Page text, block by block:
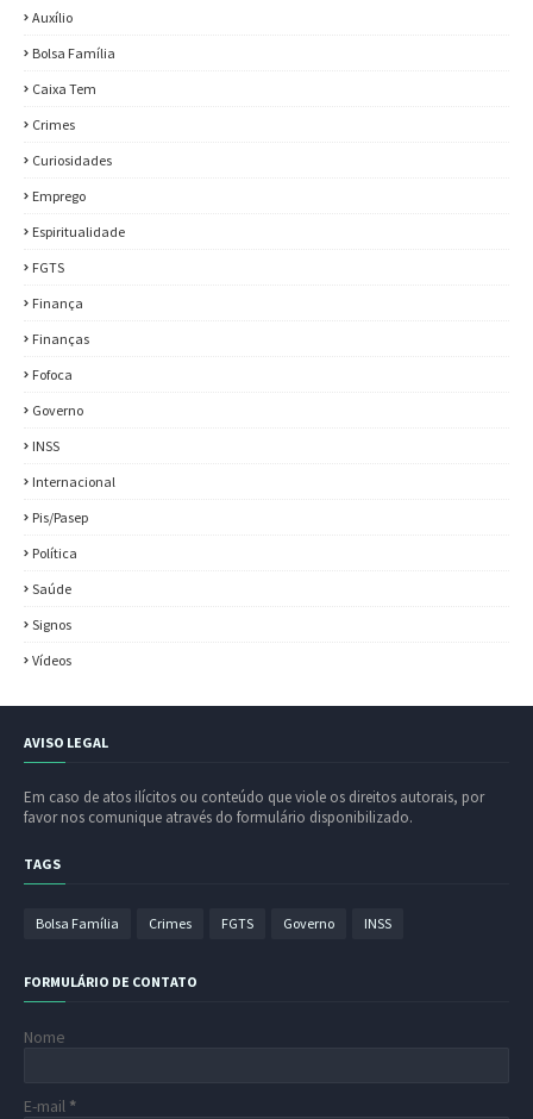
Auxílio
Bolsa Família
Caixa Tem
Crimes
Curiosidades
Emprego
Espiritualidade
FGTS
Finança
Finanças
Fofoca
Governo
INSS
Internacional
Pis/Pasep
Política
Saúde
Signos
Vídeos
AVISO LEGAL
Em caso de atos ilícitos ou conteúdo que viole os direitos autorais, por
favor nos comunique através do formulário disponibilizado.
TAGS
Bolsa Família Crimes FGTS Governo INSS
FORMULÁRIO DE CONTATO
Nome
E-mail *